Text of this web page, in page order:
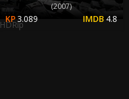
(2007)
3.089 4.8
HDRip